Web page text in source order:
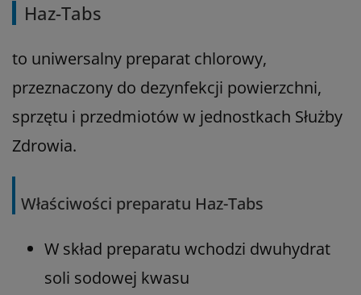
Haz-Tabs
to uniwersalny preparat chlorowy,
przeznaczony do dezynfekcji powierzchni,
sprzętu i przedmiotów w jednostkach Służby
Zdrowia.
Właściwości preparatu Haz-Tabs
W skład preparatu wchodzi dwuhydrat
soli sodowej kwasu